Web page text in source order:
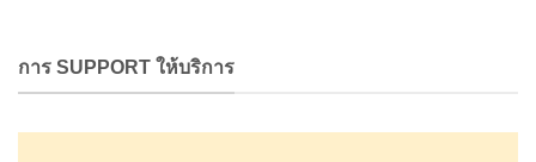
การ SUPPORT ให้บริการ